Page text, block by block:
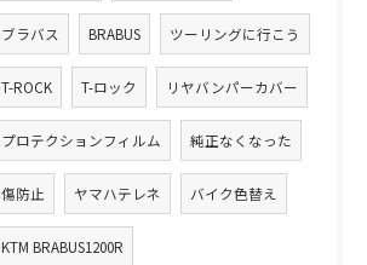
ブラバス BRABUS ツーリングに行こう
T-ROCK T-ロック リヤバンパーカバー
プロテクションフィルム 純正なくなった
傷防止 ヤマハテレネ バイク色替え
KTM BRABUS1200R